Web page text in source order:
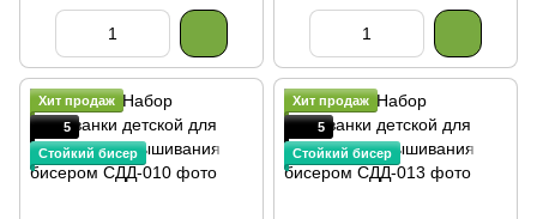
Хит продаж
5
Стойкий бисер
Хит продаж
5
Стойкий бисер